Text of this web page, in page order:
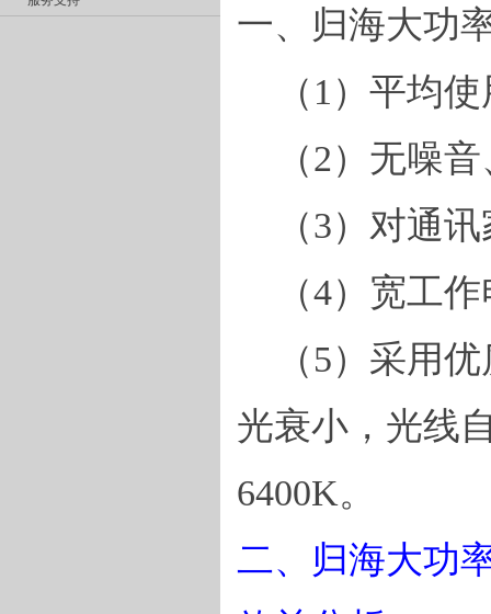
一、归海大功
（ 1 ） 平均使
（2）无噪
（3）对通
（4）宽工
（5）采用
光衰小，光线
6400K。
二、归海大功